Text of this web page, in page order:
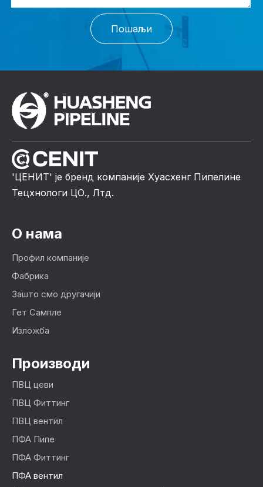
Пошаљи
'ЦЕНИТ' је бренд компаније Хуасхенг Пипелине
Тецхнологи ЦО., Лтд.
О нама
Профил компаније
Фабрика
Зашто смо другачији
Гет Сампле
Изложба
Производи
ПВЦ цеви
ПВЦ Фиттинг
ПВЦ вентил
ПФА Пипе
ПФА Фиттинг
ПФА вентил